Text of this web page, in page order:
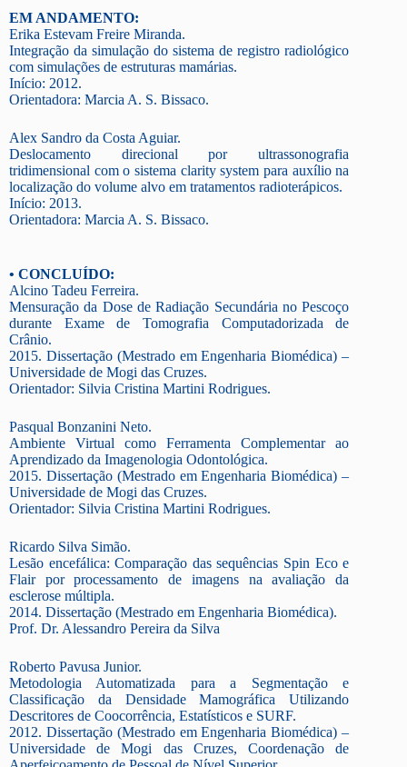
EM ANDAMENTO:
Erika Estevam Freire Miranda.
Integração da simulação do sistema de registro radiológico
com simulações de estruturas mamárias.
Início: 2012.
Orientadora: Marcia A. S. Bissaco.
Alex Sandro da Costa Aguiar.
Deslocamento direcional por ultrassonografia
tridimensional com o sistema clarity system para auxílio na
localização do volume alvo em tratamentos radioterápicos.
Início: 2013.
Orientadora: Marcia A. S. Bissaco.
• CONCLUÍDO:
Alcino Tadeu Ferreira.
Mensuração da Dose de Radiação Secundária no Pescoço
durante Exame de Tomografia Computadorizada de
Crânio.
2015. Dissertação (Mestrado em Engenharia Biomédica) –
Universidade de Mogi das Cruzes.
Orientador: Silvia Cristina Martini Rodrigues.
Pasqual Bonzanini Neto.
Ambiente Virtual como Ferramenta Complementar ao
Aprendizado da Imagenologia Odontológica.
2015. Dissertação (Mestrado em Engenharia Biomédica) –
Universidade de Mogi das Cruzes.
Orientador: Silvia Cristina Martini Rodrigues.
Ricardo Silva Simão.
Lesão encefálica: Comparação das sequências Spin Eco e
Flair por processamento de imagens na avaliação da
esclerose múltipla.
2014. Dissertação (Mestrado em Engenharia Biomédica).
Prof. Dr. Alessandro Pereira da Silva
Roberto Pavusa Junior.
Metodologia Automatizada para a Segmentação e
Classificação da Densidade Mamográfica Utilizando
Descritores de Coocorrência, Estatísticos e SURF.
2012. Dissertação (Mestrado em Engenharia Biomédica) –
Universidade de Mogi das Cruzes, Coordenação de